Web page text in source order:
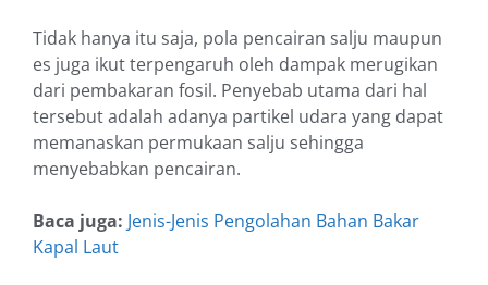
Tidak hanya itu saja, pola pencairan salju maupun
es juga ikut terpengaruh oleh dampak merugikan
dari pembakaran fosil. Penyebab utama dari hal
tersebut adalah adanya partikel udara yang dapat
memanaskan permukaan salju sehingga
menyebabkan pencairan.
Baca juga: Jenis-Jenis Pengolahan Bahan Bakar
Kapal Laut